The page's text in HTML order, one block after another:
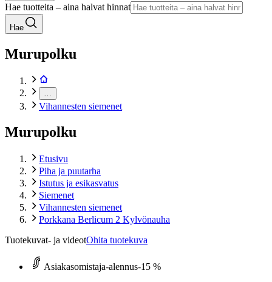
Hae tuotteita – aina halvat hinnat
Hae
Murupolku
Vihannesten siemenet
Murupolku
Etusivu
Piha ja puutarha
Istutus ja esikasvatus
Siemenet
Vihannesten siemenet
Porkkana Berlicum 2 Kylvönauha
Tuotekuvat- ja videotOhita tuotekuva
Asiakasomistaja-alennus-15 %